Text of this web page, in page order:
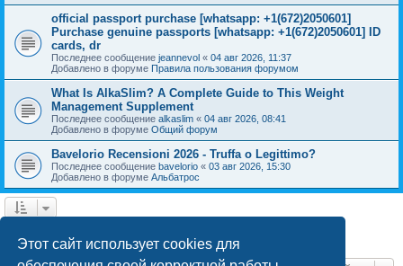
Этот сайт использует cookies для
official passport purchase [whatsapp: +1(672)2050601]
Purchase genuine passports [whatsapp: +1(672)2050601] ID
cards, dr
Последнее сообщение jeannevol « 04 авг 2026, 11:37
Добавлено в форуме Правила пользования форумом
What Is AlkaSlim? A Complete Guide to This Weight
Management Supplement
Последнее сообщение alkaslim « 04 авг 2026, 08:41
Добавлено в форуме Общий форум
Bavelorio Recensioni 2026 - Truffa o Legittimo?
Последнее сообщение bavelorio « 03 авг 2026, 15:30
Добавлено в форуме Альбатрос